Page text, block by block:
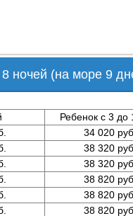
ночей (на море 9
Ребенок с 3 до
34 020 руб.
38 320 руб.
38 320 руб.
38 820 руб.
38 820 руб.
38 820 руб.